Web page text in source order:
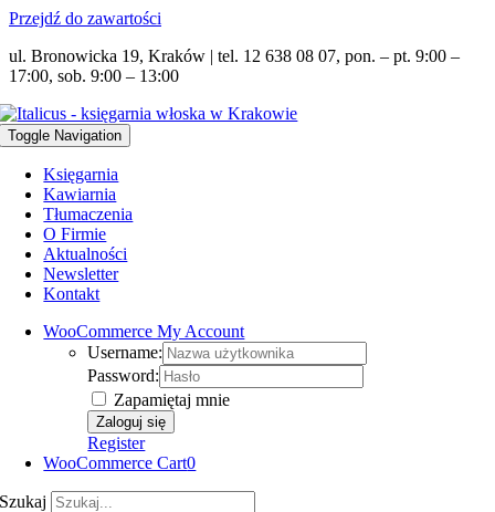
Przejdź do zawartości
ul. Bronowicka 19, Kraków | tel. 12 638 08 07, pon. – pt. 9:00 –
17:00, sob. 9:00 – 13:00
Toggle Navigation
Księgarnia
Kawiarnia
Tłumaczenia
O Firmie
Aktualności
Newsletter
Kontakt
WooCommerce My Account
Username:
Password:
Zapamiętaj mnie
Register
WooCommerce Cart0
Szukaj